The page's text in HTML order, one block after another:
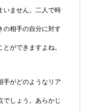
いません。二人で時
の相手の自分に対す
ができますよね。
手がどのようなリア
でしょう。あらかじ